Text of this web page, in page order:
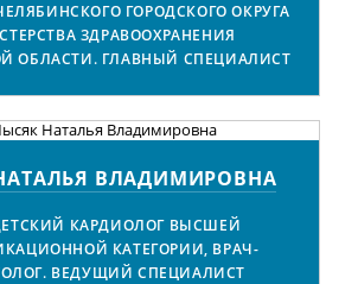
ГОРОДСКОГО ОКРУГА
ЗДРАВООХРАНЕНИЯ
ОБЛАСТИ. ГЛАВНЫЙ СПЕЦИАЛИСТ
ВЛАДИМИРОВНА
КАРДИОЛОГ ВЫСШЕЙ
КАТЕГОРИИ, ВРАЧ-
ВЕДУЩИЙ СПЕЦИАЛИСТ